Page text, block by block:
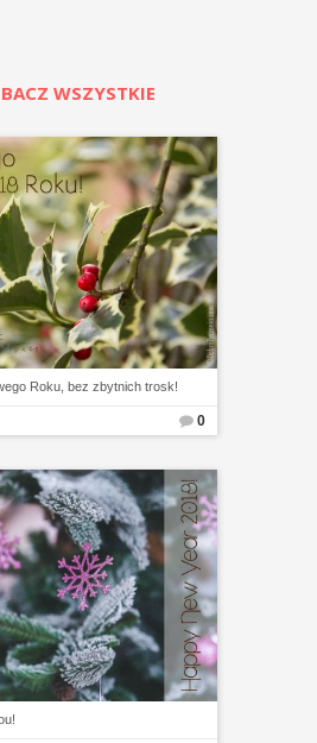
WSZYSTKIE
Roku, bez zbytnich trosk!
0